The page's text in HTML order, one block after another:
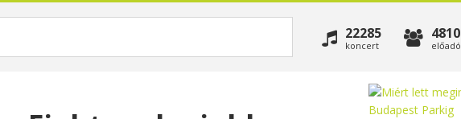
22285
koncert
4810
előadó